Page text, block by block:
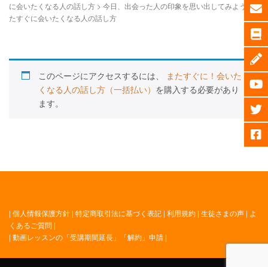
に会いたくなる人の話し方 > 今日、出会った人の印象を思い出してみよう | ま
たすぐに会いたくなる人の話し方
このページにアクセスするには、 またすぐに！会いた
くなる人の話し方（一括払い） を購入する必要があり
ます。
| 個人情報保護方針 | 特定商取引法に基づく表記 | 利用規約 | 生徒さまの声 | よ
くあるご質問 |
| 動画レッスンの「受講期間延長」「解約」申請 |